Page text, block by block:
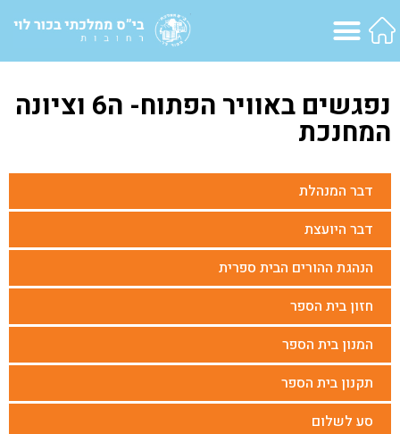
דבר המנהלת
דבר היועצת
הנהגת ההורים הבית ספרית
חזון בית הספר
המנון בית הספר
תקנון בית הספר
סע לשלום
נפגשים באוויר הפתוח- ה6 וציונה
המחנכת